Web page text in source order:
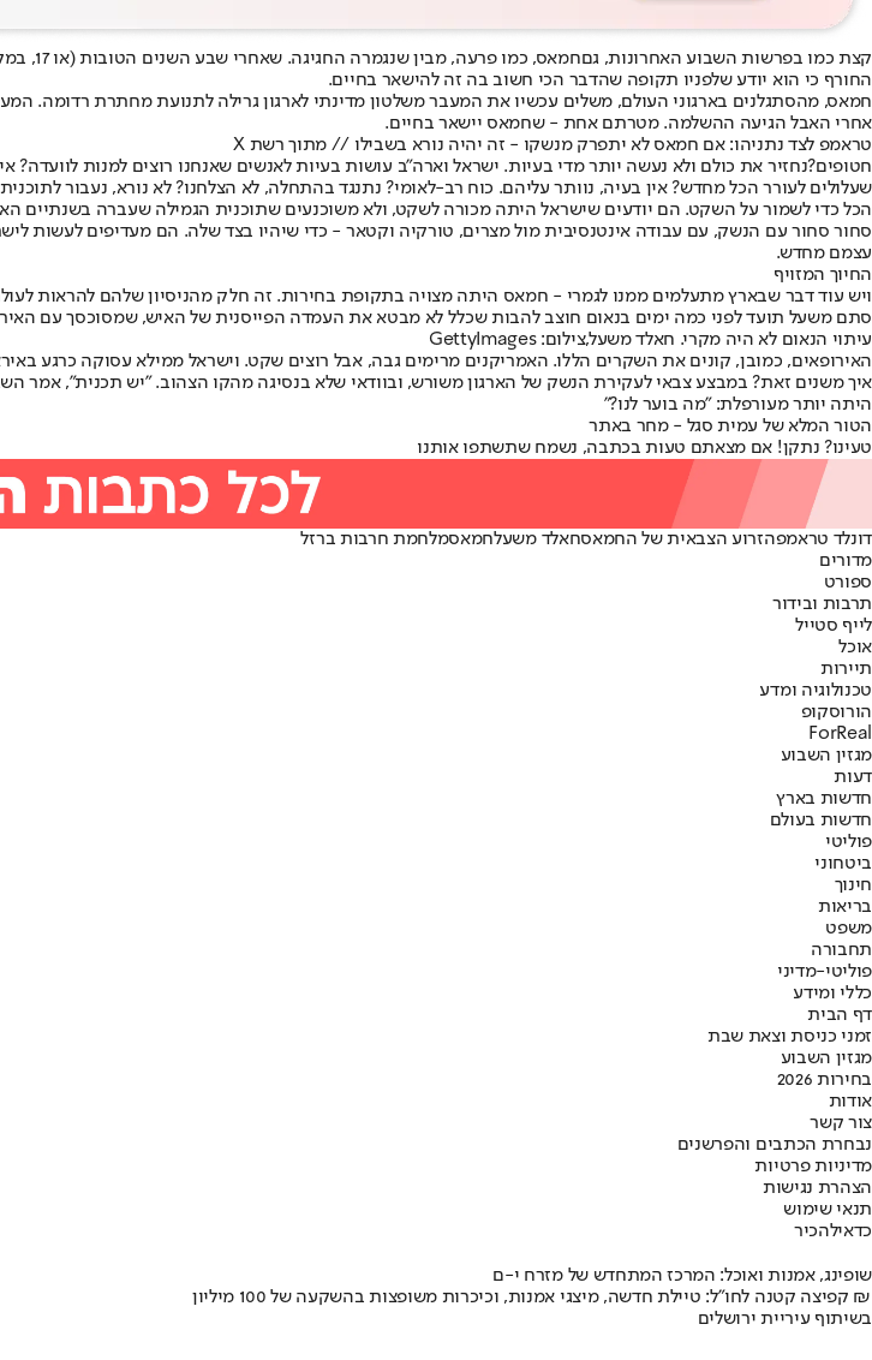
קצת כמו בפרשות השבוע האחרונות, גםחמאס
, כמו
החורף כי הוא יודע שלפניו תקופה שהדבר הכי חשוב בה זה להישאר בחיים.
חמאס, מהסתגלנים בארגוני העולם, משלים עכשיו את המעבר משלטון מדינתי לארגון גרילה לתנועת מחתרת רדומה. המעבר החל באפריל 2024. אז
אחרי האבל הגיעה ההשלמה. מטרתם אחת - שחמאס יישאר בחיים.
טראמפ לצד נתניהו: אם חמאס לא יתפרק מנשקו - זה יהיה נורא בשבילו // מתוך רשת X
חטופים?נחזיר את כולם ולא נעשה יותר מדי בעיות
שעלולים לעורר הכל מחדש? אין בעיה, נוותר עליהם. כוח רב-לאומי? נתנגד בהתחלה, לא הצלחנו? לא נורא, נעבור
הכל כדי לשמור על השקט. הם יודעים שישראל היתה מכורה לשקט, ולא משוכנעים שתוכנית הגמילה שעברה בשנתיים
סחור סחור עם הנשק, עם עבודה אינטנסיבית מול מצרים, טורקיה וקטאר - כדי שיהיו בצד שלה. הם מעדיפים לעשות
עצמם מחדש.
החיוך המזויף
ויש עוד דבר שבארץ מתעלמים ממנו לגמרי - חמאס היתה מצויה בתקופת בחירות. זה חלק מהניסיון שלהם להראות
סתם משעל תועד לפני כמה ימים בנאום חוצב להבות שכלל לא מבטא את העמדה הפייסנית של האיש, שמסוכסך עם
עיתוי הנאום לא היה מקרי. חאלד משעל,צילום: GettyImages
האירופאים, כמובן, קונים את השקרים הללו. האמריקנים מרימים גבה, אבל רוצים שקט. וישראל ממילא עסוקה כרגע
איך משנים זאת? במבצע צבאי לעקירת הנשק של הארגון משורש, ובוודאי שלא בנסיגה מהקו הצהוב. "יש תכנית", אמר
היתה יותר מעורפלת: "מה בוער לנו?"
הטור המלא של עמית סגל - מחר באתר
טעינו? נתקן! אם מצאתם טעות בכתבה, נשמח שתשתפו אותנו
דונלד טראמפהזרוע הצבאית של החמאסחאלד משעלחמאסמלחמת חרבות ברזל
מדורים
ספורט
תרבות ובידור
לייף סטייל
אוכל
תיירות
טכנולוגיה ומדע
הורוסקופ
ForReal
מגזין השבוע
דעות
חדשות בארץ
חדשות בעולם
פוליטי
ביטחוני
חינוך
בריאות
משפט
תחבורה
פוליטי-מדיני
כללי ומידע
דף הבית
זמני כניסת וצאת שבת
מגזין השבוע
בחירות 2026
אודות
צור קשר
נבחרת הכתבים והפרשנים
מדיניות פרטיות
הצהרת נגישות
תנאי שימוש
כדאילהכיר
שופינג, אמנות ואוכל: המרכז המתחדש של מזרח י-ם
קפיצה קטנה לחו"ל: טיילת חדשה, מיצגי אמנות, וכיכרות משופצות בהשקעה של 100 מיליון ₪
בשיתוף עיריית ירושלים